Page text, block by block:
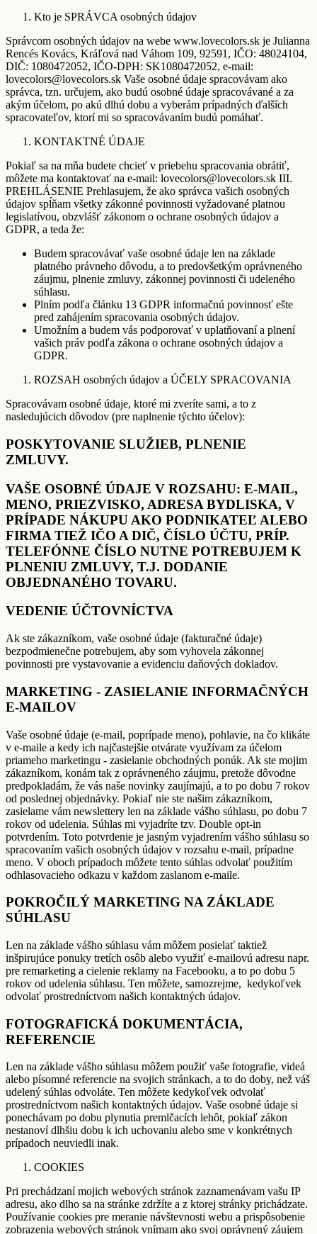
Kto je SPRÁVCA osobných údajov
Správcom osobných údajov na webe www.lovecolors.sk je Julianna
Rencés Kovács, Kráľová nad Váhom 109, 92591, IČO: 48024104,
DIČ: 1080472052, IČO-DPH: SK1080472052, e-mail:
lovecolors@lovecolors.sk Vaše osobné údaje spracovávam ako
správca, tzn. určujem, ako budú osobné údaje spracovávané a za
akým účelom, po akú dlhú dobu a vyberám prípadných ďalších
spracovateľov, ktorí mi so spracovávaním budú pomáhať.
KONTAKTNÉ ÚDAJE
Pokiaľ sa na mňa budete chcieť v priebehu spracovania obrátiť,
môžete ma kontaktovať na e-mail: lovecolors@lovecolors.sk III.
PREHLÁSENIE Prehlasujem, že ako správca vašich osobných
údajov spĺňam všetky zákonné povinnosti vyžadované platnou
legislatívou, obzvlášť zákonom o ochrane osobných údajov a
GDPR, a teda že:
Budem spracovávať vaše osobné údaje len na základe
platného právneho dôvodu, a to predovšetkým oprávneného
záujmu, plnenie zmluvy, zákonnej povinnosti či udeleného
súhlasu.
Plním podľa článku 13 GDPR informačnú povinnosť ešte
pred zahájením spracovania osobných údajov.
Umožním a budem vás podporovať v uplatňovaní a plnení
vašich práv podľa zákona o ochrane osobných údajov a
GDPR.
ROZSAH osobných údajov a ÚČELY SPRACOVANIA
Spracovávam osobné údaje, ktoré mi zveríte sami, a to z
nasledujúcich dôvodov (pre naplnenie týchto účelov):
POSKYTOVANIE SLUŽIEB, PLNENIE
ZMLUVY.
VAŠE OSOBNÉ ÚDAJE V ROZSAHU: E-MAIL,
MENO, PRIEZVISKO, ADRESA BYDLISKA, V
PRÍPADE NÁKUPU AKO PODNIKATEĽ ALEBO
FIRMA TIEŽ IČO A DIČ, ČÍSLO ÚČTU, PRÍP.
TELEFÓNNE ČÍSLO NUTNE POTREBUJEM K
PLNENIU ZMLUVY, T.J. DODANIE
OBJEDNANÉHO TOVARU.
VEDENIE ÚČTOVNÍCTVA
Ak ste zákazníkom, vaše osobné údaje (fakturačné údaje)
bezpodmienečne potrebujem, aby som vyhovela zákonnej
povinnosti pre vystavovanie a evidenciu daňových dokladov.
MARKETING - ZASIELANIE INFORMAČNÝCH
E-MAILOV
Vaše osobné údaje (e-mail, poprípade meno), pohlavie, na čo klikáte
v e-maile a kedy ich najčastejšie otvárate využívam za účelom
priameho marketingu - zasielanie obchodných ponúk. Ak ste mojim
zákazníkom, konám tak z oprávneného záujmu, pretože dôvodne
predpokladám, že vás naše novinky zaujímajú, a to po dobu 7 rokov
od poslednej objednávky. Pokiaľ nie ste našim zákazníkom,
zasielame vám newslettery len na základe vášho súhlasu, po dobu 7
rokov od udelenia. Súhlas mi vyjadríte tzv. Double opt-in
potvrdením. Toto potvrdenie je jasným vyjadrením vášho súhlasu so
spracovaním vašich osobných údajov v rozsahu e-mail, prípadne
meno. V oboch prípadoch môžete tento súhlas odvolať použitím
odhlasovacieho odkazu v každom zaslanom e-maile.
POKROČILÝ MARKETING NA ZÁKLADE
SÚHLASU
Len na základe vášho súhlasu vám môžem posielať taktiež
inšpirujúce ponuky tretích osôb alebo využiť e-mailovú adresu napr.
pre remarketing a cielenie reklamy na Facebooku, a to po dobu 5
rokov od udelenia súhlasu. Ten môžete, samozrejme, kedykoľvek
odvolať prostredníctvom našich kontaktných údajov.
FOTOGRAFICKÁ DOKUMENTÁCIA,
REFERENCIE
Len na základe vášho súhlasu môžem použiť vaše fotografie, videá
alebo písomné referencie na svojich stránkach, a to do doby, než váš
udelený súhlas odvoláte. Ten môžete kedykoľvek odvolať
prostredníctvom našich kontaktných údajov. Vaše osobné údaje si
ponechávam po dobu plynutia premlčacích lehôt, pokiaľ zákon
nestanoví dlhšiu dobu k ich uchovaniu alebo sme v konkrétnych
prípadoch neuviedli inak.
COOKIES
Pri prechádzaní mojich webových stránok zaznamenávam vašu IP
adresu, ako dlho sa na stránke zdržíte a z ktorej stránky prichádzate.
Používanie cookies pre meranie návštevnosti webu a prispôsobenie
zobrazenia webových stránok vnímam ako svoj oprávnený záujem